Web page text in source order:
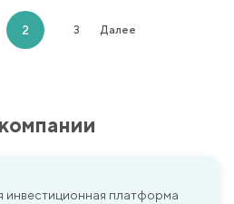
2 3 Далее
инвестиционная платформа